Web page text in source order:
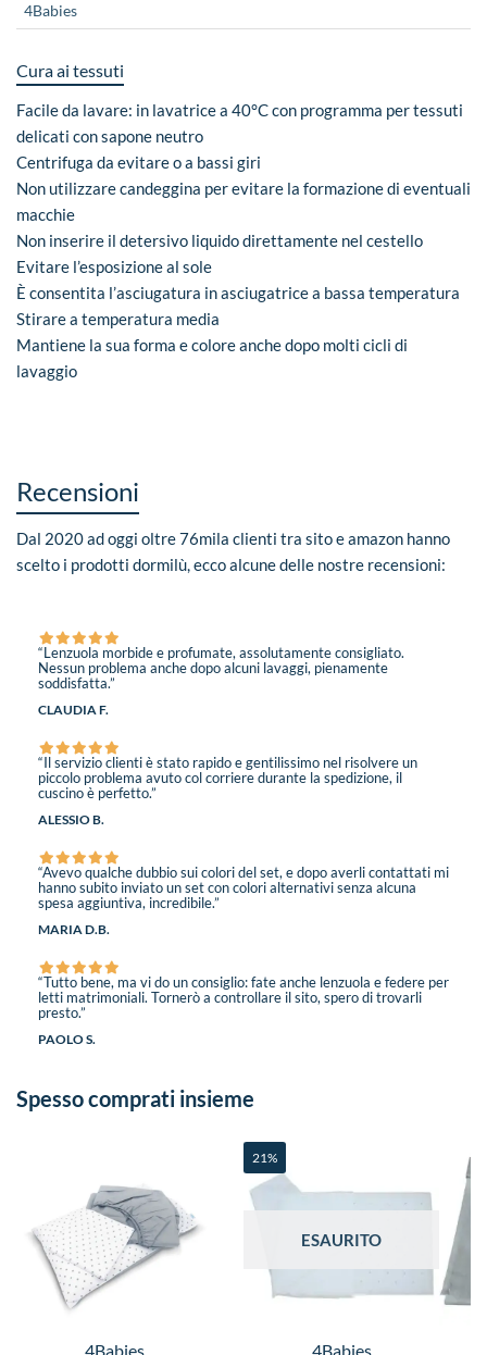
4Babies
Cura ai tessuti
Facile da lavare: in lavatrice a 40°C con programma per tessuti
delicati con sapone neutro
Centrifuga da evitare o a bassi giri
Non utilizzare candeggina per evitare la formazione di eventuali
macchie
Non inserire il detersivo liquido direttamente nel cestello
Evitare l’esposizione al sole
È consentita l’asciugatura in asciugatrice a bassa temperatura
Stirare a temperatura media
Mantiene la sua forma e colore anche dopo molti cicli di
lavaggio
Recensioni
Dal 2020 ad oggi oltre 76mila clienti tra sito e amazon hanno
scelto i prodotti dormilù, ecco alcune delle nostre recensioni:
“Lenzuola morbide e profumate, assolutamente consigliato.
Nessun problema anche dopo alcuni lavaggi, pienamente
soddisfatta.”
CLAUDIA F.
“Il servizio clienti è stato rapido e gentilissimo nel risolvere un
piccolo problema avuto col corriere durante la spedizione, il
cuscino è perfetto.”
ALESSIO B.
“Avevo qualche dubbio sui colori del set, e dopo averli contattati mi
hanno subito inviato un set con colori alternativi senza alcuna
spesa aggiuntiva, incredibile.”
MARIA D.B.
“Tutto bene, ma vi do un consiglio: fate anche lenzuola e federe per
letti matrimoniali. Tornerò a controllare il sito, spero di trovarli
presto.”
PAOLO S.
Spesso comprati insieme
4Babies
21%
ESAURITO
4Babies